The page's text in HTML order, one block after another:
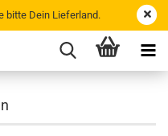
bitte Dein Lieferland.